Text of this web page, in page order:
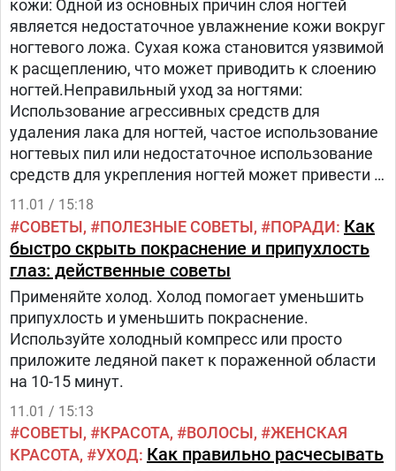
кожи: Одной из основных причин слоя ногтей
является недостаточное увлажнение кожи вокруг
ногтевого ложа. Сухая кожа становится уязвимой
к расщеплению, что может приводить к слоению
ногтей.Неправильный уход за ногтями:
Использование агрессивных средств для
удаления лака для ногтей, частое использование
ногтевых пил или недостаточное использование
средств для укрепления ногтей может привести к
их слоению.Чрезмерная влажность: Также важно
избегать чрезмерной влажности, поскольку это
может привести к вылипанию ногтей, что делает
их менее устойчивыми и склонными к
слоению.Неправильное питание: Дефицит
важных витаминов и минералов, в частности
биотина, может влиять на здоровье ногтей и
способствовать их слоению.Рекомендации по
решению проблемы:Использование
увлажняющих кремов: Регулярное
использование увлажняющих кремов поможет
удерживать кожу вокруг увлажненной ногтей,
предотвращая ее слоение.Правильный уход за
11.01 / 15:18
СОВЕТЫ ПОЛЕЗНЫЕ СОВЕТЫ ПОРАДИ Как
быстро скрыть покраснение и припухлость
глаз: действенные советы
Применяйте холод. Холод помогает уменьшить
припухлость и уменьшить покраснение.
Используйте холодный компресс или просто
приложите ледяной пакет к пораженной области
на 10-15 минут.
11.01 / 15:13
СОВЕТЫ КРАСОТА ВОЛОСЫ
ЖЕНСКАЯ
КРАСОТА
УХОД Как правильно расчесывать